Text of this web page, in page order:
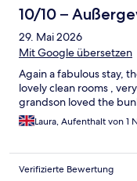
10/10 –
29. Mai 2026
Mit Google übersetzen
Again a fabulous stay,
lovely clean rooms ,
grandson loved the
Laura, Aufenthalt von 1
Verifizierte Bewertung